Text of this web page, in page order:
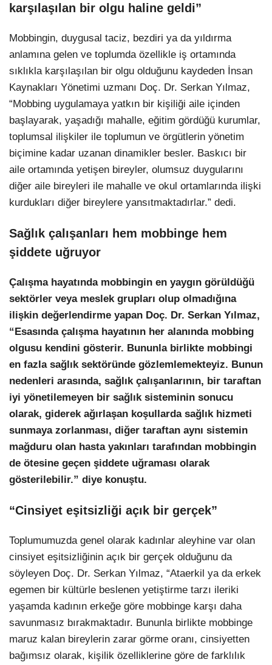
karşılaşılan bir olgu haline geldi”
Mobbingin, duygusal taciz, bezdiri ya da yıldırma
anlamına gelen ve toplumda özellikle iş ortamında
sıklıkla karşılaşılan bir olgu olduğunu kaydeden İnsan
Kaynakları Yönetimi uzmanı Doç. Dr. Serkan Yılmaz,
“Mobbing uygulamaya yatkın bir kişiliği aile içinden
başlayarak, yaşadığı mahalle, eğitim gördüğü kurumlar,
toplumsal ilişkiler ile toplumun ve örgütlerin yönetim
biçimine kadar uzanan dinamikler besler. Baskıcı bir
aile ortamında yetişen bireyler, olumsuz duygularını
diğer aile bireyleri ile mahalle ve okul ortamlarında ilişki
kurdukları diğer bireylere yansıtmaktadırlar.” dedi.
Sağlık çalışanları hem mobbinge hem
şiddete uğruyor
Çalışma hayatında mobbingin en yaygın görüldüğü
sektörler veya meslek grupları olup olmadığına
ilişkin değerlendirme yapan Doç. Dr. Serkan Yılmaz,
“Esasında çalışma hayatının her alanında mobbing
olgusu kendini gösterir. Bununla birlikte mobbingi
en fazla sağlık sektöründe gözlemlemekteyiz. Bunun
nedenleri arasında, sağlık çalışanlarının, bir taraftan
iyi yönetilemeyen bir sağlık sisteminin sonucu
olarak, giderek ağırlaşan koşullarda sağlık hizmeti
sunmaya zorlanması, diğer taraftan aynı sistemin
mağduru olan hasta yakınları tarafından mobbingin
de ötesine geçen şiddete uğraması olarak
gösterilebilir.” diye konuştu.
“Cinsiyet eşitsizliği açık bir gerçek”
Toplumumuzda genel olarak kadınlar aleyhine var olan
cinsiyet eşitsizliğinin açık bir gerçek olduğunu da
söyleyen Doç. Dr. Serkan Yılmaz, “Ataerkil ya da erkek
egemen bir kültürle beslenen yetiştirme tarzı ileriki
yaşamda kadının erkeğe göre mobbinge karşı daha
savunmasız bırakmaktadır. Bununla birlikte mobbinge
maruz kalan bireylerin zarar görme oranı, cinsiyetten
bağımsız olarak, kişilik özelliklerine göre de farklılık